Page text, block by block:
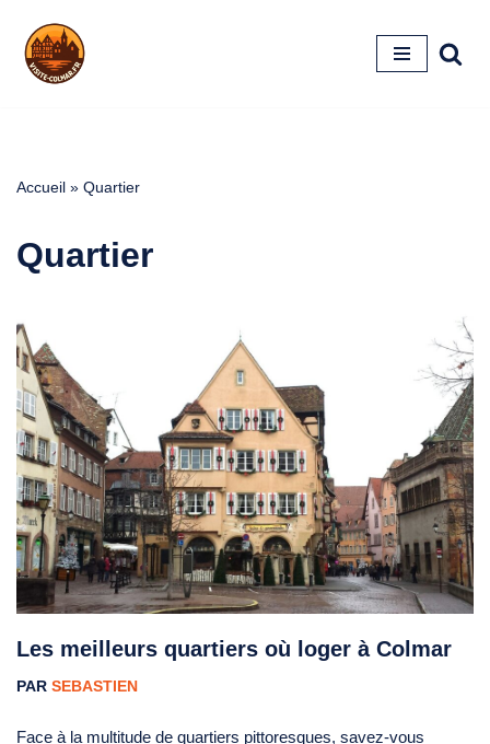
Aller
Accueil » Quartier
Quartier
Les meilleurs quartiers où loger à Colmar
PAR SEBASTIEN
Face à la multitude de quartiers pittoresques, savez-vous